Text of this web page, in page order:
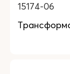
15174-06